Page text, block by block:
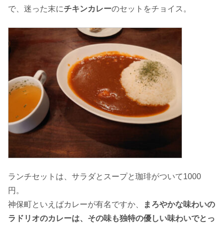
で、迷った末にチキンカレーのセットをチョイス。
ランチセットは、サラダとスープと珈琲がついて1000
円。
神保町といえばカレーが有名ですか、
まろやかな味わいの
ラドリオのカレーは、その味も独特の優しい味わいでとっ